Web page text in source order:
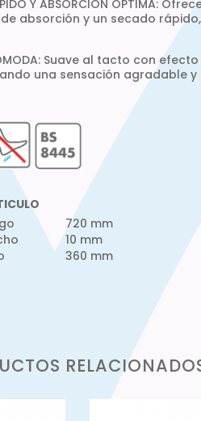
Y ABSORCIÓN ÓPTIMA:
absorción y un secado
Suave al tacto con
una sensación agradable
720 mm
10 mm
360 mm